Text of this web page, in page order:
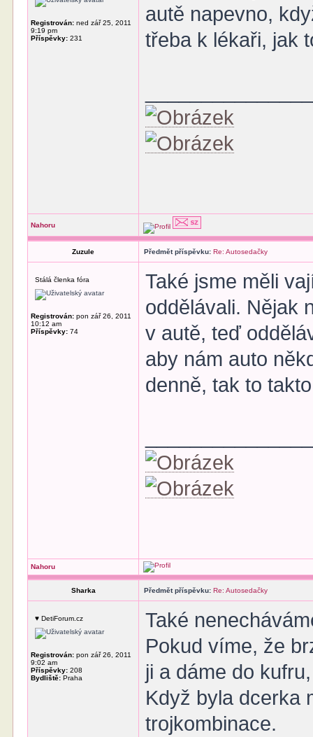
Registrován: ned zář 25, 2011
9:19 pm
Příspěvky: 231
autě napevno,
třeba k lékaři, jak
Nahoru
Zuzule Předmět příspěvku: Re: Autosedačky
Stálá členka fóra
Registrován: pon zář 26, 2011
10:12 am
Příspěvky: 74
Také jsme měli
oddělávali. Nějak
v autě, teď
aby nám auto
denně, tak to
Nahoru
Sharka Předmět příspěvku: Re: Autosedačky
♥ DetiForum.cz
Registrován: pon zář 26, 2011
9:02 am
Příspěvky: 208
Bydliště: Praha
Také
Pokud víme, že
ji a dáme do
Když byla dcerka
trojkombinace.